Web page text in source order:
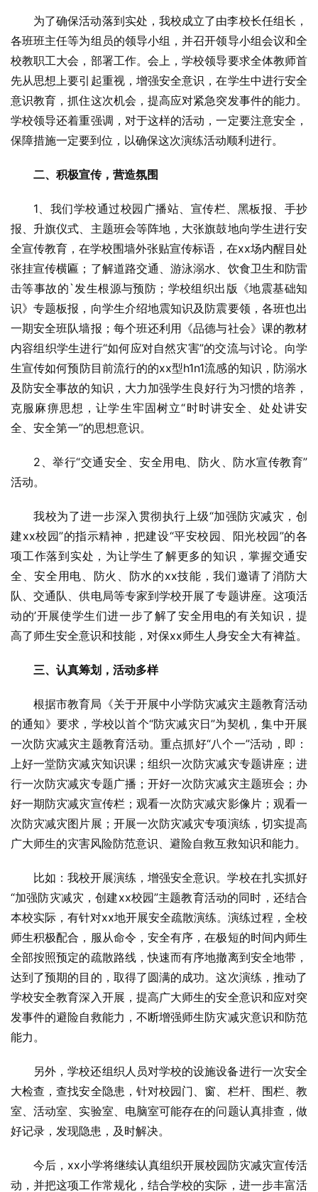
为了确保活动落到实处，我校成立了由李校长任组长，
各班班主任等为组员的领导小组，并召开领导小组会议和全
校教职工大会，部署工作。会上，学校领导要求全体教师首
先从思想上要引起重视，增强安全意识，在学生中进行安全
意识教育，抓住这次机会，提高应对紧急突发事件的能力。
学校领导还着重强调，对于这样的活动，一定要注意安全，
保障措施一定要到位，以确保这次演练活动顺利进行。
二、积极宣传，营造氛围
1、我们学校通过校园广播站、宣传栏、黑板报、手抄
报、升旗仪式、主题班会等阵地，大张旗鼓地向学生进行安
全宣传教育，在学校围墙外张贴宣传标语，在xx场内醒目处
张挂宣传横匾；了解道路交通、游泳溺水、饮食卫生和防雷
击等事故的`发生根源与预防；学校组织出版《地震基础知
识》专题板报，向学生介绍地震知识及防震要领，各班也出
一期安全班队墙报；每个班还利用《品德与社会》课的教材
内容组织学生进行“如何应对自然灾害”的交流与讨论。向学
生宣传如何预防目前流行的的xx型h1n1流感的知识，防溺水
及防安全事故的知识，大力加强学生良好行为习惯的培养，
克服麻痹思想，让学生牢固树立“时时讲安全、处处讲安
全、安全第一”的思想意识。
2、举行“交通安全、安全用电、防火、防水宣传教育”
活动。
我校为了进一步深入贯彻执行上级“加强防灾减灾，创
建xx校园”的指示精神，把建设“平安校园、阳光校园”的各
项工作落到实处，为让学生了解更多的知识，掌握交通安
全、安全用电、防火、防水的xx技能，我们邀请了消防大
队、交通队、供电局等专家到学校开展了专题讲座。这项活
动的’开展使学生们进一步了解了安全用电的有关知识，提
高了师生安全意识和技能，对保xx师生人身安全大有裨益。
三、认真筹划，活动多样
根据市教育局《关于开展中小学防灾减灾主题教育活动
的通知》要求，学校以首个“防灾减灾日”为契机，集中开展
一次防灾减灾主题教育活动。重点抓好“八个一”活动，即：
上好一堂防灾减灾知识课；组织一次防灾减灾专题讲座；进
行一次防灾减灾专题广播；开好一次防灾减灾主题班会；办
好一期防灾减灾宣传栏；观看一次防灾减灾影像片；观看一
次防灾减灾图片展；开展一次防灾减灾专项演练，切实提高
广大师生的灾害风险防范意识、避险自救互救知识和能力。
比如：我校开展演练，增强安全意识。学校在扎实抓好
“加强防灾减灾，创建xx校园”主题教育活动的同时，还结合
本校实际，有针对xx地开展安全疏散演练。演练过程，全校
师生积极配合，服从命令，安全有序，在极短的时间内师生
全部按照预定的疏散路线，快速而有序地撤离到安全地带，
达到了预期的目的，取得了圆满的成功。这次演练，推动了
学校安全教育深入开展，提高广大师生的安全意识和应对突
发事件的避险自救能力，不断增强师生防灾减灾意识和防范
能力。
另外，学校还组织人员对学校的设施设备进行一次安全
大检查，查找安全隐患，针对校园门、窗、栏杆、围栏、教
室、活动室、实验室、电脑室可能存在的问题认真排查，做
好记录，发现隐患，及时解决。
今后，xx小学将继续认真组织开展校园防灾减灾宣传活
动，并把这项工作常规化，结合学校的实际，进一步丰富活